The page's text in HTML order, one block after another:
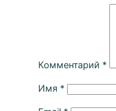
Комментарий *
Имя *